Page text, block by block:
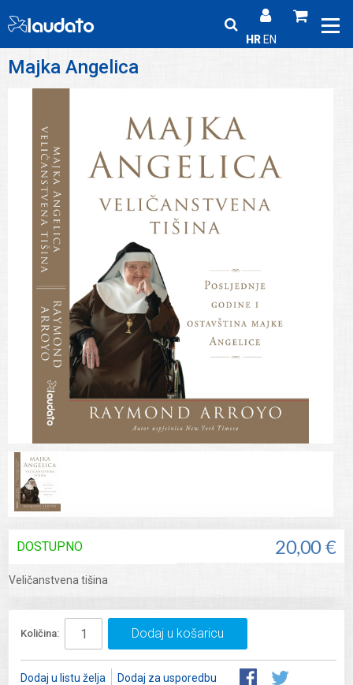
HR EN
Majka Angelica
20,00 €
DOSTUPNO
Veličanstvena tišina
Količina: Dodaj u košaricu
Dodaj u listu želja Dodaj za usporedbu